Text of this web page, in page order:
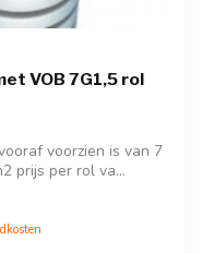
VOB 7G1,5 rol
voorzien is van 7
prijs per rol va...